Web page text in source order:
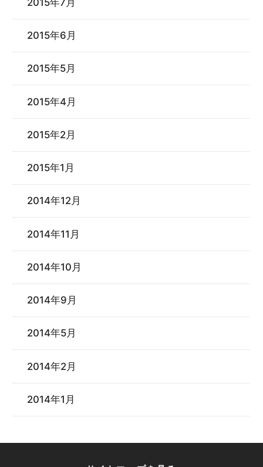
2015年6月
2015年5月
2015年4月
2015年2月
2015年1月
2014年12月
2014年11月
2014年10月
2014年9月
2014年5月
2014年2月
2014年1月